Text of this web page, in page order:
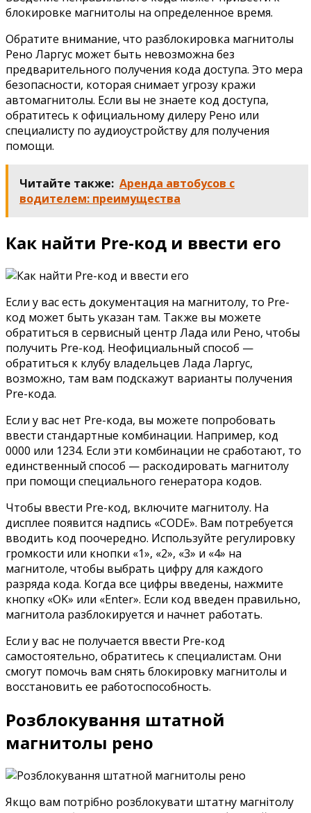
блокировке магнитолы на определенное время.
Обратите внимание, что разблокировка магнитолы
Рено Ларгус может быть невозможна без
предварительного получения кода доступа. Это мера
безопасности, которая снимает угрозу кражи
автомагнитолы. Если вы не знаете код доступа,
обратитесь к официальному дилеру Рено или
специалисту по аудиоустройству для получения
помощи.
Читайте также: Аренда автобусов с
водителем: преимущества
Как найти Pre-код и ввести его
Если у вас есть документация на магнитолу, то Pre-
код может быть указан там. Также вы можете
обратиться в сервисный центр Лада или Рено, чтобы
получить Pre-код. Неофициальный способ —
обратиться к клубу владельцев Лада Ларгус,
возможно, там вам подскажут варианты получения
Pre-кода.
Если у вас нет Pre-кода, вы можете попробовать
ввести стандартные комбинации. Например, код
0000 или 1234. Если эти комбинации не сработают, то
единственный способ — раскодировать магнитолу
при помощи специального генератора кодов.
Чтобы ввести Pre-код, включите магнитолу. На
дисплее появится надпись «CODE». Вам потребуется
вводить код поочередно. Используйте регулировку
громкости или кнопки «1», «2», «3» и «4» на
магнитоле, чтобы выбрать цифру для каждого
разряда кода. Когда все цифры введены, нажмите
кнопку «OK» или «Enter». Если код введен правильно,
магнитола разблокируется и начнет работать.
Если у вас не получается ввести Pre-код
самостоятельно, обратитесь к специалистам. Они
смогут помочь вам снять блокировку магнитолы и
восстановить ее работоспособность.
Розблокування штатной
магнитолы рено
Якщо вам потрібно розблокувати штатну магнітолу